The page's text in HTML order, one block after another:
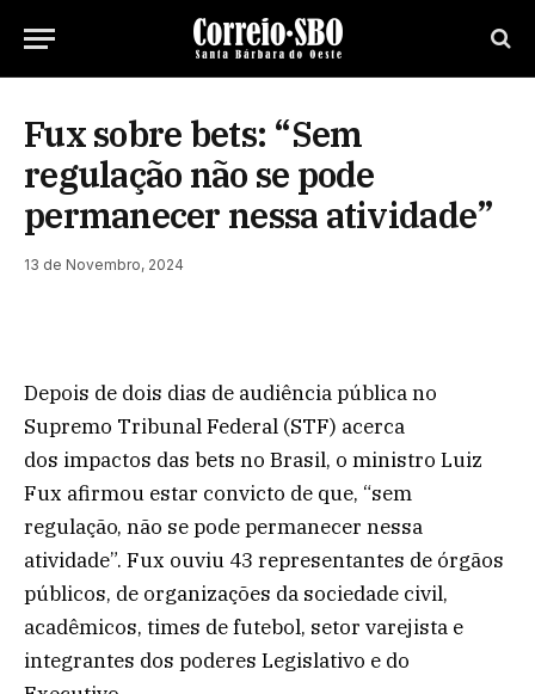
Fux sobre bets: “Sem
regulação não se pode
permanecer nessa atividade”
13 de Novembro, 2024
Depois de dois dias de audiência pública no
Supremo Tribunal Federal (STF) acerca
dos impactos das bets no Brasil, o ministro Luiz
Fux afirmou estar convicto de que, “sem
regulação, não se pode permanecer nessa
atividade”. Fux ouviu 43 representantes de órgãos
públicos, de organizações da sociedade civil,
acadêmicos, times de futebol, setor varejista e
integrantes dos poderes Legislativo e do